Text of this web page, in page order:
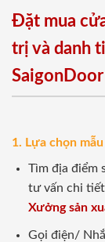
Đặt mua
trị và danh
SaigonDoor
1. Lựa chọn
Tìm địa điểm
tư vấn chi
Xưởng sản
Gọi điện/